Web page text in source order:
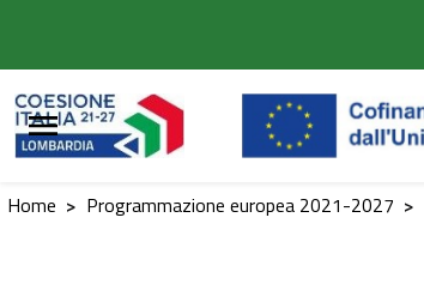
Home > Programmazione europea 2021-2027 >